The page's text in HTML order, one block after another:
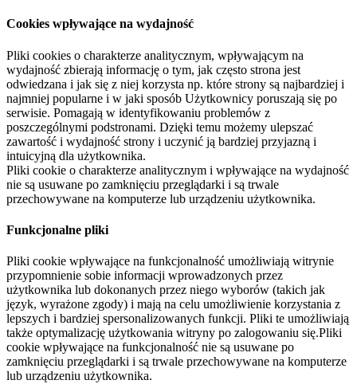
Cookies wpływające na wydajność
Pliki cookies o charakterze analitycznym, wpływającym na
wydajność zbierają informację o tym, jak często strona jest
odwiedzana i jak się z niej korzysta np. które strony są najbardziej i
najmniej popularne i w jaki sposób Użytkownicy poruszają się po
serwisie. Pomagają w identyfikowaniu problemów z
poszczególnymi podstronami. Dzięki temu możemy ulepszać
zawartość i wydajność strony i uczynić ją bardziej przyjazną i
intuicyjną dla użytkownika.
Pliki cookie o charakterze analitycznym i wpływające na wydajność
nie są usuwane po zamknięciu przeglądarki i są trwale
przechowywane na komputerze lub urządzeniu użytkownika.
Funkcjonalne pliki
Pliki cookie wpływające na funkcjonalność umożliwiają witrynie
przypomnienie sobie informacji wprowadzonych przez
użytkownika lub dokonanych przez niego wyborów (takich jak
język, wyrażone zgody) i mają na celu umożliwienie korzystania z
lepszych i bardziej spersonalizowanych funkcji. Pliki te umożliwiają
także optymalizację użytkowania witryny po zalogowaniu się.Pliki
cookie wpływające na funkcjonalność nie są usuwane po
zamknięciu przeglądarki i są trwale przechowywane na komputerze
lub urządzeniu użytkownika.